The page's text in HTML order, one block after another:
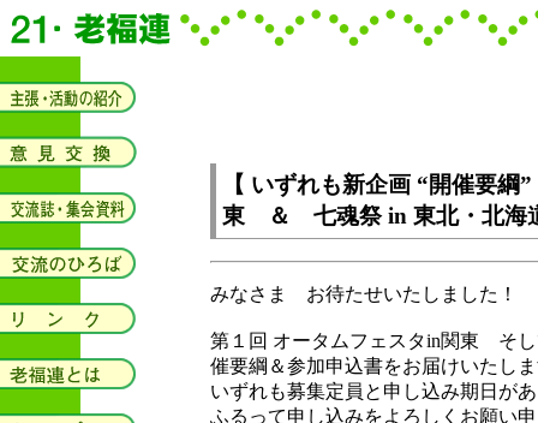
【 いずれも新企画 “開催要
東 ＆ 七魂祭 in 東北・北海
みなさま お待たせいたしました！
第１回 オータムフェスタin関東 そ
催要綱＆参加申込書をお届けいたし
いずれも募集定員と申し込み期日が
ふるって申し込みをよろしくお願い